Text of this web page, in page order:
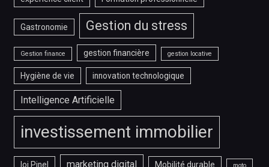
Gastronomie Gestion du stress
Gestion finance gestion financière gestion locative
Hygiène de vie innovation technologique
Intelligence Artificielle
investissement immobilier
loi Pinel marketing digital Mobilité durable moto